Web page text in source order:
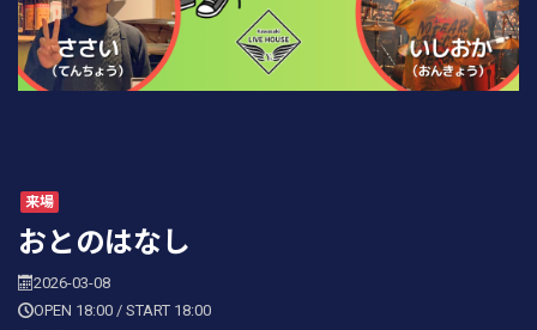
来場
おとのはなし
2026-03-08
OPEN 18:00 / START 18:00